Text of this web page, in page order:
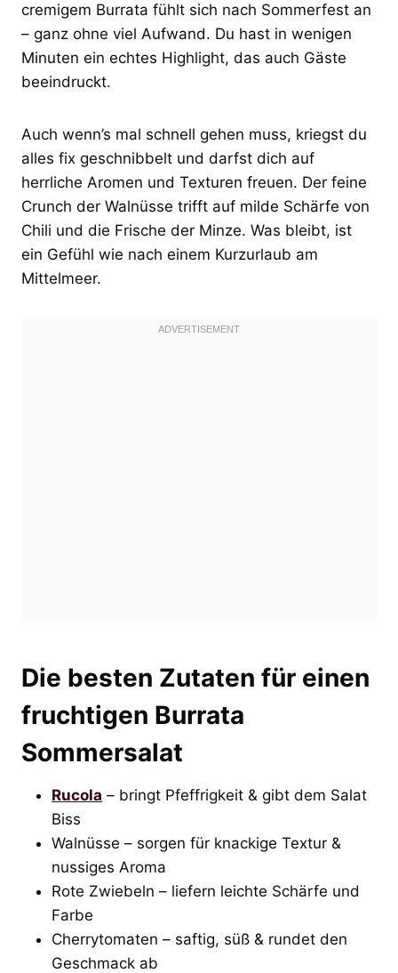
cremigem Burrata fühlt sich nach Sommerfest an
– ganz ohne viel Aufwand. Du hast in wenigen
Minuten ein echtes Highlight, das auch Gäste
beeindruckt.
Auch wenn’s mal schnell gehen muss, kriegst du
alles fix geschnibbelt und darfst dich auf
herrliche Aromen und Texturen freuen. Der feine
Crunch der Walnüsse trifft auf milde Schärfe von
Chili und die Frische der Minze. Was bleibt, ist
ein Gefühl wie nach einem Kurzurlaub am
Mittelmeer.
Die besten Zutaten für einen
fruchtigen Burrata
Sommersalat
Rucola – bringt Pfeffrigkeit & gibt dem Salat
Biss
Walnüsse – sorgen für knackige Textur &
nussiges Aroma
Rote Zwiebeln – liefern leichte Schärfe und
Farbe
Cherrytomaten – saftig, süß & rundet den
Geschmack ab